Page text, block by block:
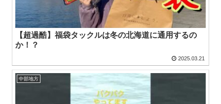
【超過酷】福袋タックルは冬の北海道に通用するの
か！？
2025.03.21
中部地方